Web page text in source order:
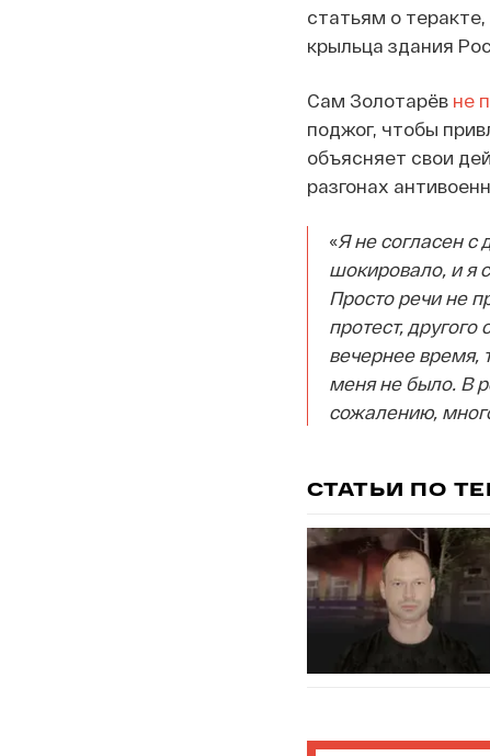
статьям о
крыльца здания
Сам Золотарёв не
поджог, чтобы
объясняет свои
разгонах
«Я не согласен с
шокировало, и я
Просто речи не
протест,
вечернее время,
меня не было. В
сожалению,
СТАТЬИ ПО